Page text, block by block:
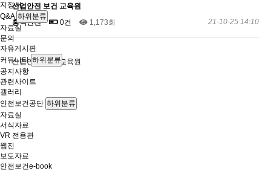
지정서
Q&A 하위분류
자료실
문의
자유게시판
커뮤니티 하위분류
공지사항
관련사이트
갤러리
안전보건공단 하위분류
자료실
서식자료
VR 전용관
웹진
보도자료
안전보건e-book
산업안전 보건 교육원
홍익안전
0건 1,173회 21-10-25 14:10
산업안전 보건 교육원